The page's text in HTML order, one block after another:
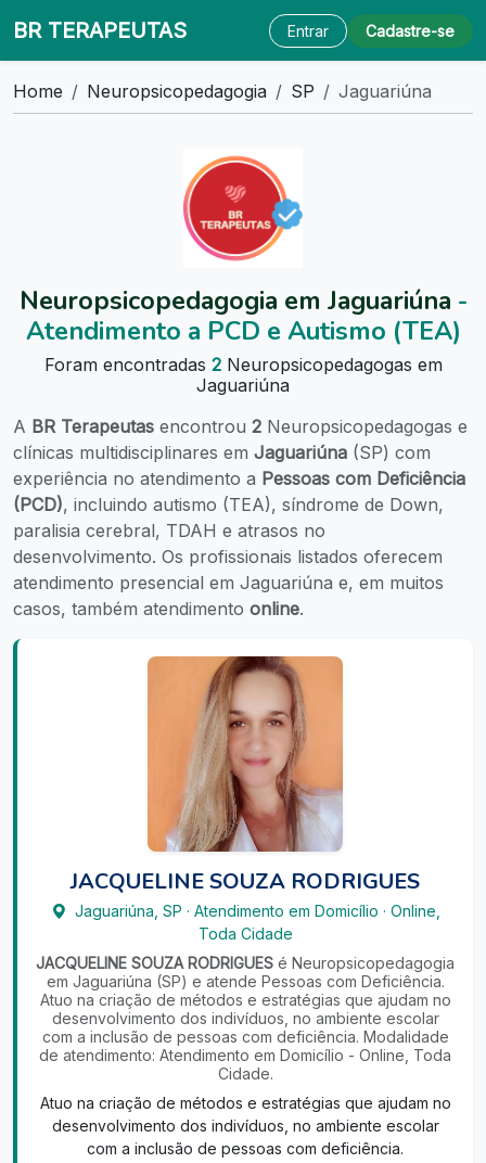
BR TERAPEUTAS Entrar Cadastre-se
Home Neuropsicopedagogia SP Jaguariúna
Neuropsicopedagogia em Jaguariúna -
Atendimento a PCD e Autismo (TEA)
Foram encontradas 2Neuropsicopedagogas em
Jaguariúna
A BR Terapeutas encontrou 2 Neuropsicopedagogas e
clínicas multidisciplinares em Jaguariúna (SP) com
experiência no atendimento a Pessoas com Deficiência
(PCD), incluindo autismo (TEA), síndrome de Down,
paralisia cerebral, TDAH e atrasos no
desenvolvimento. Os profissionais listados oferecem
atendimento presencial em Jaguariúna e, em muitos
casos, também atendimento online.
JACQUELINE SOUZA RODRIGUES
Jaguariúna SP · Atendimento em Domicílio · Online,
Toda Cidade
JACQUELINE SOUZA RODRIGUES é Neuropsicopedagogia
em Jaguariúna (SP) e atende Pessoas com Deficiência.
Atuo na criação de métodos e estratégias que ajudam no
desenvolvimento dos indivíduos, no ambiente escolar
com a inclusão de pessoas com deficiência. Modalidade
de atendimento: Atendimento em Domicílio - Online, Toda
Cidade.
Atuo na criação de métodos e estratégias que ajudam no
desenvolvimento dos indivíduos, no ambiente escolar
com a inclusão de pessoas com deficiência.